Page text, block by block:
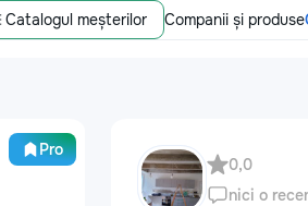
Catalogul meșterilor Companii și produse
Pro
0,0
nici o